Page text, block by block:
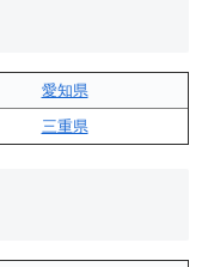
愛知県
三重県